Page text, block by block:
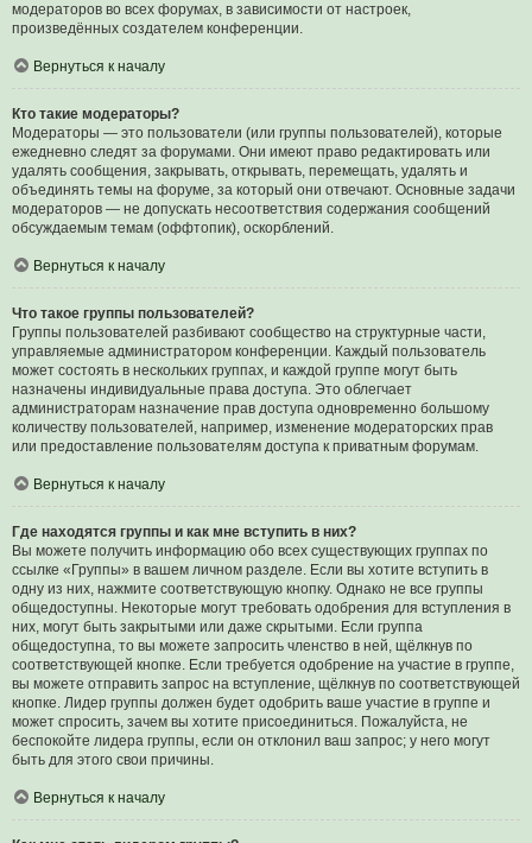
модераторов во всех форумах, в зависимости от настроек,
произведённых создателем конференции.
Вернуться к началу
Кто такие модераторы?
Модераторы — это пользователи (или группы пользователей), которые
ежедневно следят за форумами. Они имеют право редактировать или
удалять сообщения, закрывать, открывать, перемещать, удалять и
объединять темы на форуме, за который они отвечают. Основные задачи
модераторов — не допускать несоответствия содержания сообщений
обсуждаемым темам (оффтопик), оскорблений.
Вернуться к началу
Что такое группы пользователей?
Группы пользователей разбивают сообщество на структурные части,
управляемые администратором конференции. Каждый пользователь
может состоять в нескольких группах, и каждой группе могут быть
назначены индивидуальные права доступа. Это облегчает
администраторам назначение прав доступа одновременно большому
количеству пользователей, например, изменение модераторских прав
или предоставление пользователям доступа к приватным форумам.
Вернуться к началу
Где находятся группы и как мне вступить в них?
Вы можете получить информацию обо всех существующих группах по
ссылке «Группы» в вашем личном разделе. Если вы хотите вступить в
одну из них, нажмите соответствующую кнопку. Однако не все группы
общедоступны. Некоторые могут требовать одобрения для вступления в
них, могут быть закрытыми или даже скрытыми. Если группа
общедоступна, то вы можете запросить членство в ней, щёлкнув по
соответствующей кнопке. Если требуется одобрение на участие в группе,
вы можете отправить запрос на вступление, щёлкнув по соответствующей
кнопке. Лидер группы должен будет одобрить ваше участие в группе и
может спросить, зачем вы хотите присоединиться. Пожалуйста, не
беспокойте лидера группы, если он отклонил ваш запрос; у него могут
быть для этого свои причины.
Вернуться к началу